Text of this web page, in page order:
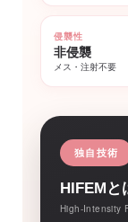
侵襲性
非侵襲
メス・注射不要
独自技術
HIFEMと
High-Intensity